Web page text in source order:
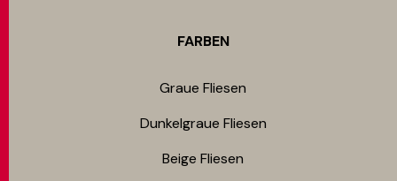
FARBEN
Graue Fliesen
Dunkelgraue Fliesen
Beige Fliesen